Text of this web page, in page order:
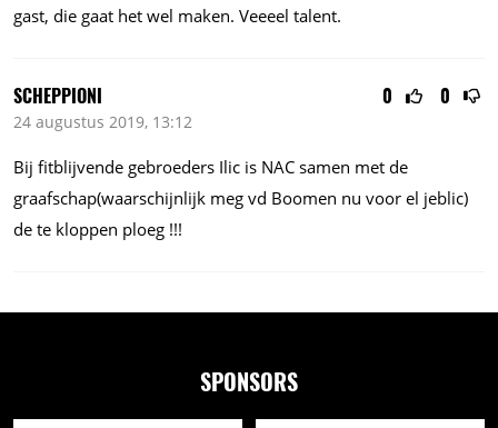
gast, die gaat het wel maken. Veeeel talent.
0 0
SCHEPPIONI
24 augustus 2019, 13:12
Bij fitblijvende gebroeders Ilic is NAC samen met de
graafschap(waarschijnlijk meg vd Boomen nu voor el jeblic)
de te kloppen ploeg !!!
SPONSORS